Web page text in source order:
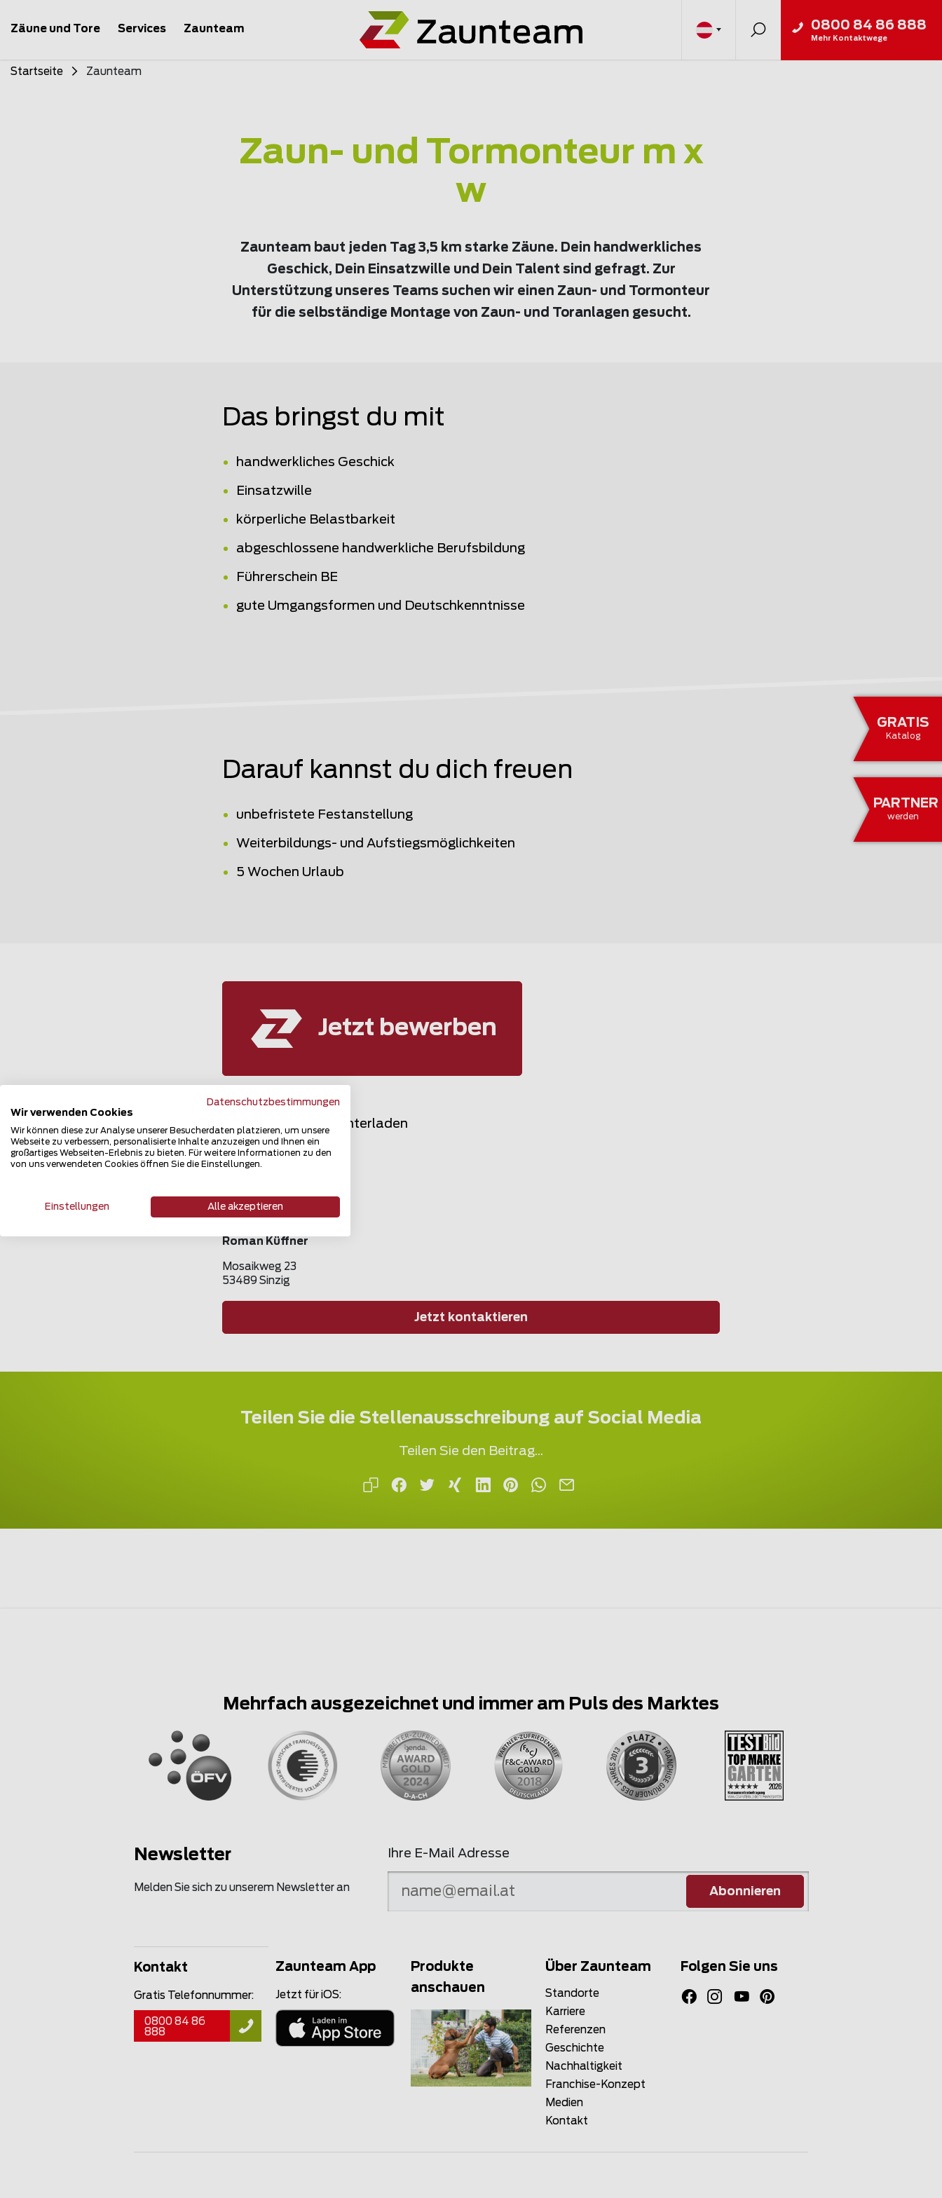
GRATIS
Katalog
PARTNER
werden
Zäune und Tore Services Zaunteam 0800 84 86 888
Mehr Kontaktwege
Startseite Zaunteam
Zaun- und Tormonteur m x
w
Zaunteam baut jeden Tag 3,5 km starke Zäune. Dein handwerkliches
Geschick, Dein Einsatzwille und Dein Talent sind gefragt. Zur
Unterstützung unseres Teams suchen wir einen Zaun- und Tormonteur
für die selbständige Montage von Zaun- und Toranlagen gesucht.
Das bringst du mit
handwerkliches Geschick
Einsatzwille
körperliche Belastbarkeit
abgeschlossene handwerkliche Berufsbildung
Führerschein BE
gute Umgangsformen und Deutschkenntnisse
Darauf kannst du dich freuen
unbefristete Festanstellung
Weiterbildungs- und Aufstiegsmöglichkeiten
5 Wochen Urlaub
Jetzt bewerben
Job als PDF herunterladen
Roman Küffner
Mosaikweg 23
53489 Sinzig
Jetzt kontaktieren
Teilen Sie die Stellenausschreibung auf Social Media
Teilen Sie den Beitrag...
Mehrfach ausgezeichnet und immer am Puls des Marktes
Newsletter
Melden Sie sich zu unserem Newsletter an
Ihre E-Mail Adresse
Abonnieren
Kontakt
Gratis Telefonnummer:
0800 84 86
888
Zaunteam App
Jetzt für iOS:
Produkte
anschauen
Über Zaunteam
Standorte
Karriere
Referenzen
Geschichte
Nachhaltigkeit
Franchise-Konzept
Medien
Kontakt
Folgen Sie uns
Datenschutzbestimmungen
Wir verwenden Cookies
Wir können diese zur Analyse unserer Besucherdaten platzieren, um unsere
Webseite zu verbessern, personalisierte Inhalte anzuzeigen und Ihnen ein
großartiges Webseiten-Erlebnis zu bieten. Für weitere Informationen zu den
von uns verwendeten Cookies öffnen Sie die Einstellungen.
Einstellungen Alle akzeptieren